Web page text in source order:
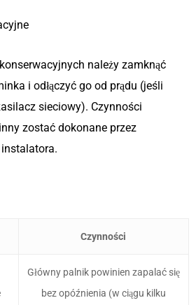
należy zamknąć
i odłączyć go od prądu (jeśli
sieciowy). Czynności
zostać dokonane przez
Czynności
Główny palnik powinien zapalać się
bez opóźnienia (w ciągu kilku